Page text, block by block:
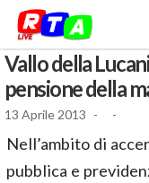
Vallo della
pensione della
13 Aprile 2013 - -
Nell’ambito di
pubblica e